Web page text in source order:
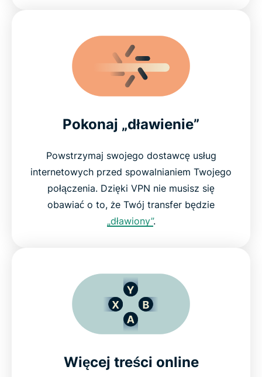
Pokonaj „dławienie”
Powstrzymaj swojego dostawcę usług
internetowych przed spowalnianiem Twojego
połączenia. Dzięki VPN nie musisz się
obawiać o to, że Twój transfer będzie
„dławiony”.
Więcej treści online